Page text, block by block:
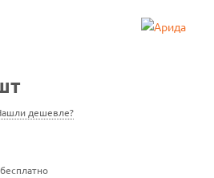
дешевле?